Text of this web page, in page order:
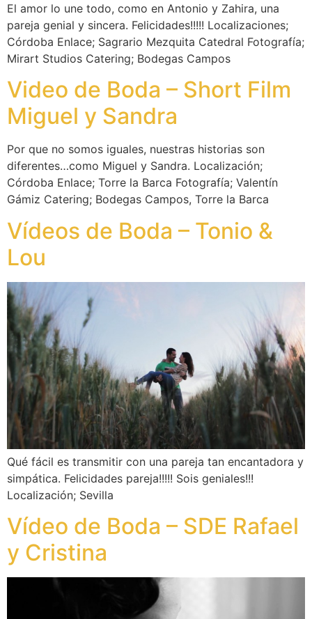
El amor lo une todo, como en Antonio y Zahira, una
pareja genial y sincera. Felicidades!!!!! Localizaciones;
Córdoba Enlace; Sagrario Mezquita Catedral Fotografía;
Mirart Studios Catering; Bodegas Campos
Video de Boda – Short Film
Miguel y Sandra
Por que no somos iguales, nuestras historias son
diferentes…como Miguel y Sandra. Localización;
Córdoba Enlace; Torre la Barca Fotografía; Valentín
Gámiz Catering; Bodegas Campos, Torre la Barca
Vídeos de Boda – Tonio &
Lou
Qué fácil es transmitir con una pareja tan encantadora y
simpática. Felicidades pareja!!!!! Sois geniales!!!
Localización; Sevilla
Vídeo de Boda – SDE Rafael
y Cristina